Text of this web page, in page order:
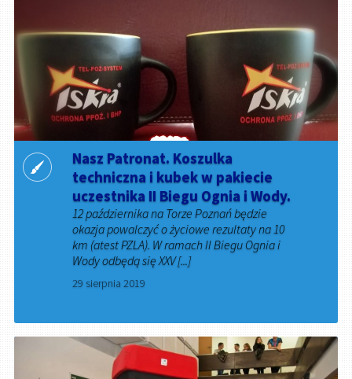
Nasz Patronat. Koszulka
techniczna i kubek w pakiecie
uczestnika II Biegu Ognia i Wody.
12 października na Torze Poznań będzie
okazja powalczyć o życiowe rezultaty na 10
km (atest PZLA). W ramach II Biegu Ognia i
Wody odbędą się XXV [...]
29 sierpnia 2019